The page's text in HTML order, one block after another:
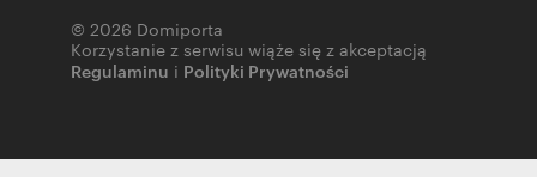
© 2026 Domiporta
Korzystanie z serwisu wiąże się z akceptacją
Regulaminu i Polityki Prywatności